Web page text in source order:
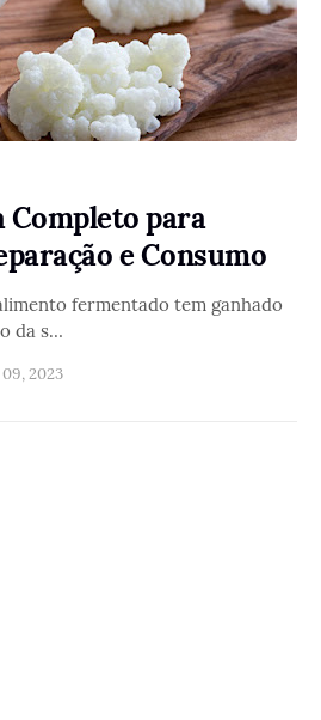
Completo para
e Consumo
fermentado tem ganhado
da s…
2023